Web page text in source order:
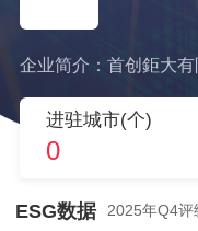
进驻城市(个)
0
ESG数据 2025年Q4评